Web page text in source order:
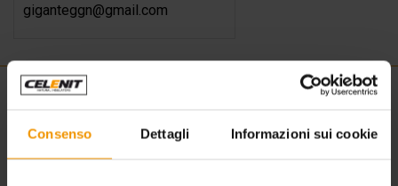
Consenso Dettagli Informazioni sui cookie
giganteggn@gmail.com
Chi siamo
Cos'è
ACOUSTIC | DESIGN
Concetto